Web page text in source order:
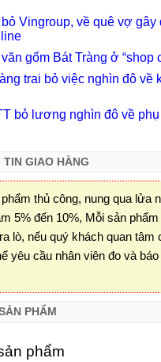
Vingroup, về quê vợ
gốm Bát Tràng ở “shop
trai bỏ việc nghìn đô về
bỏ lương nghìn đô về
TIN GIAO HÀNG
thủ công, nung qua lửa
5% đến 10%, Mỗi sản
lò, nếu quý khách quan tâm
yêu cầu nhân viên đo và
PHẨM
phẩm